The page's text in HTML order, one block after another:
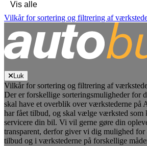
Vilkår for sortering og filtrering af
Luk
Vilkår for sortering og filtrering af
Der er forskellige sorteringsmuligheder for
skal have et overblik over værkstederne på
har fået tilbud, og skal vælge værksted som
servicere din bil. Vi vil gerne gøre din
transparent, derfor giver vi dig mulighed for
tilbud og i værkstederne på forskellige